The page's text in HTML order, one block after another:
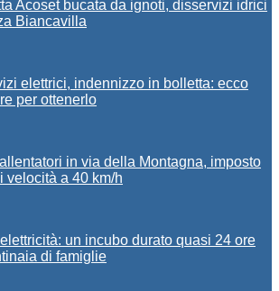
Acoset bucata da ignoti, disservizi idrici
Biancavilla
elettrici, indennizzo in bolletta: ecco
per ottenerlo
in via della Montagna, imposto
velocità a 40 km/h
un incubo durato quasi 24 ore
di famiglie